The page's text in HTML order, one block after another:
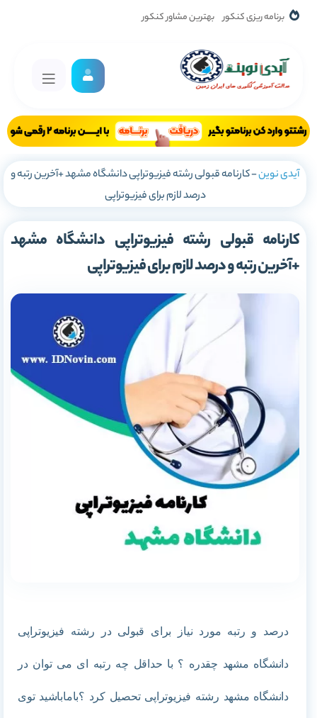
برنامه ریزی کنکور بهترین مشاور کنکور
آیدی نوین-کارنامه قبولی رشته فیزیوتراپی دانشگاه مشهد +آخرین رتبه و
درصد لازم برای فیزیوتراپی
کارنامه قبولی رشته فیزیوتراپی دانشگاه مشهد
+آخرین رتبه و درصد لازم برای فیزیوتراپی
درصد و رتبه مورد نیاز برای قبولی در رشته فیزیوتراپی
دانشگاه مشهد چقدره ؟ با حداقل چه رتبه ای می توان در
دانشگاه مشهد رشته فیزیوتراپی تحصیل کرد ؟باماباشیدتوی